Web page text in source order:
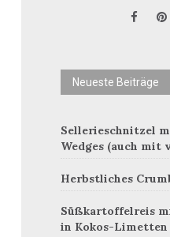
Neueste Beiträge
Sellerieschnitzel
Wedges (auch mit
Herbstliches
Süßkartoffelreis
in Kokos-Limetten